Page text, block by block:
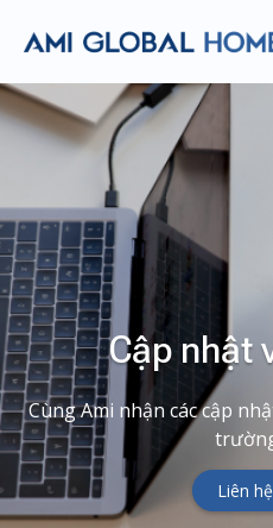
Cập nhật
Cùng Ami nhận các cập
Liên